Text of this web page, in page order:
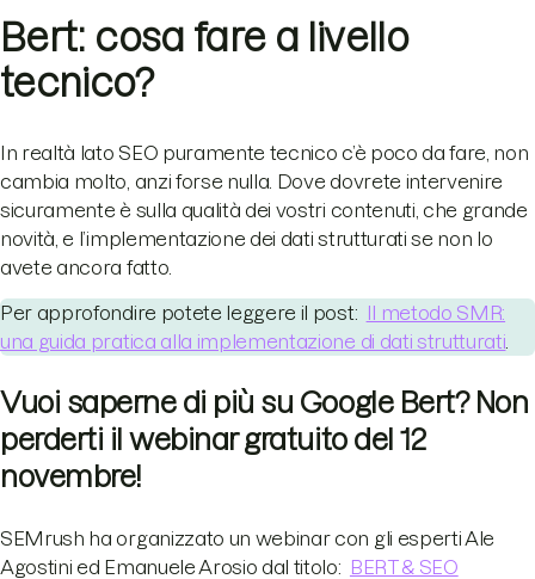
Bert: cosa fare a livello
tecnico?
In realtà lato SEO puramente tecnico c’è poco da fare, non
cambia molto, anzi forse nulla. Dove dovrete intervenire
sicuramente è sulla qualità dei vostri contenuti, che grande
novità, e l’implementazione dei dati strutturati se non lo
avete ancora fatto.
Per approfondire potete leggere il post: Il metodo SMR:
una guida pratica alla implementazione di dati strutturati
Vuoi saperne di più su Google Bert? Non
perderti il webinar gratuito del 12
novembre!
SEMrush ha organizzato un webinar con gli esperti Ale
Agostini ed Emanuele Arosio dal titolo: BERT & SEO